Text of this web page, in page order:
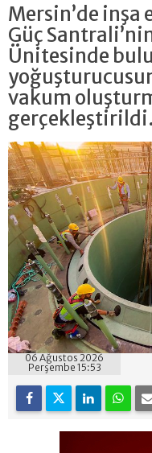
Mersin’de
Güç
Ünitesinde
vakum
gerçekleştirildi.
06 Ağustos 2026
Perşembe 15:53